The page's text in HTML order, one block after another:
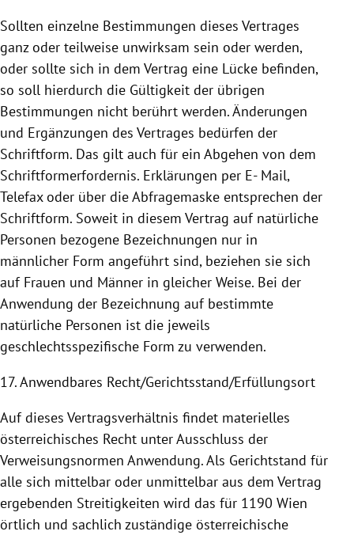
Sollten einzelne Bestimmungen dieses Vertrages
ganz oder teilweise unwirksam sein oder werden,
oder sollte sich in dem Vertrag eine Lücke befinden,
so soll hierdurch die Gültigkeit der übrigen
Bestimmungen nicht berührt werden. Änderungen
und Ergänzungen des Vertrages bedürfen der
Schriftform. Das gilt auch für ein Abgehen von dem
Schriftformerfordernis. Erklärungen per E- Mail,
Telefax oder über die Abfragemaske entsprechen der
Schriftform. Soweit in diesem Vertrag auf natürliche
Personen bezogene Bezeichnungen nur in
männlicher Form angeführt sind, beziehen sie sich
auf Frauen und Männer in gleicher Weise. Bei der
Anwendung der Bezeichnung auf bestimmte
natürliche Personen ist die jeweils
geschlechtsspezifische Form zu verwenden.
17. Anwendbares Recht/Gerichtsstand/Erfüllungsort
Auf dieses Vertragsverhältnis findet materielles
österreichisches Recht unter Ausschluss der
Verweisungsnormen Anwendung. Als Gerichtstand für
alle sich mittelbar oder unmittelbar aus dem Vertrag
ergebenden Streitigkeiten wird das für 1190 Wien
örtlich und sachlich zuständige österreichische